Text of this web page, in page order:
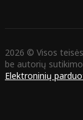
2026 © Visos
be autorių
Elektroninių